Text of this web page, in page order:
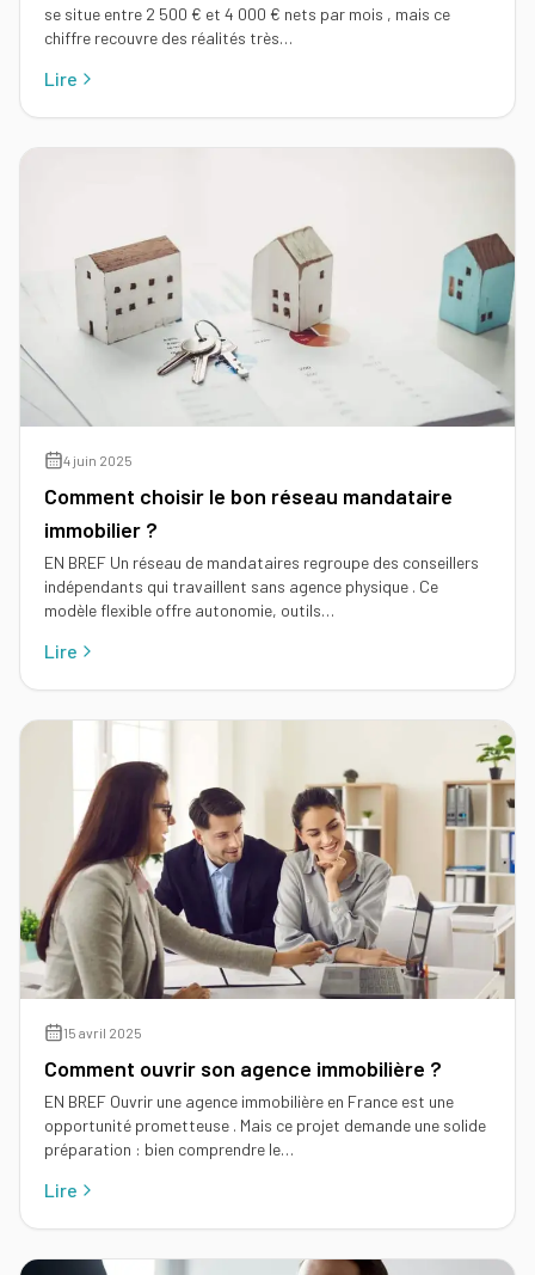
se situe entre 2 500 € et 4 000 € nets par mois , mais ce
chiffre recouvre des réalités très…
Lire
4 juin 2025
Comment choisir le bon réseau mandataire
immobilier ?
EN BREF Un réseau de mandataires regroupe des conseillers
indépendants qui travaillent sans agence physique . Ce
modèle flexible offre autonomie, outils…
Lire
15 avril 2025
Comment ouvrir son agence immobilière ?
EN BREF Ouvrir une agence immobilière en France est une
opportunité prometteuse . Mais ce projet demande une solide
préparation : bien comprendre le…
Lire